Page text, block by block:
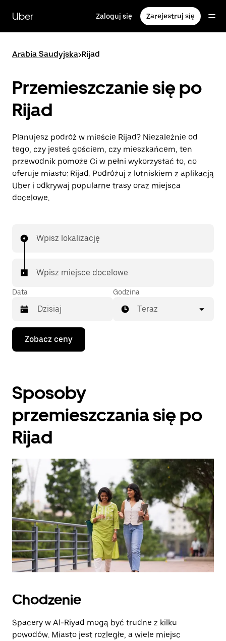
głównej
zawartości
Uber Zaloguj się Zarejestruj się
Arabia Saudyjska>Rijad
Przemieszczanie się po
Rijad
Planujesz podróż w mieście Rijad? Niezależnie od
tego, czy jesteś gościem, czy mieszkańcem, ten
przewodnik pomoże Ci w pełni wykorzystać to, co
oferuje miasto: Rijad. Podróżuj z lotniskiem z aplikacją
Uber i odkrywaj popularne trasy oraz miejsca
docelowe.
Wpisz lokalizację
Wpisz miejsce docelowe
Data
Naciśnij
klawisz
strzałki
do
kalendarza
datę.
Naciśnij
klawisz
„Escape”,
zamknąć
kalendarz.
Godzina
Teraz
Zobacz ceny
Sposoby
przemieszczania się po
Rijad
Chodzenie
Spacery w Al-Riyad mogą być trudne z kilku
powodów. Miasto jest rozległe, a wiele miejsc